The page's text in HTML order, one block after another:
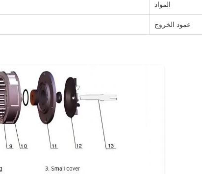
المواد
عمود الخروج